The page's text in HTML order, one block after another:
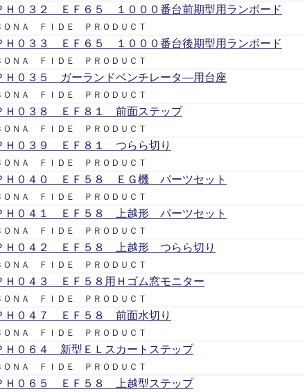
Ｈ０３２ ＥＦ６５ １０００番台前期型用ランボード
ＯＮＡ ＦＩＤＥ ＰＲＯＤＵＣＴ
Ｈ０３３ ＥＦ６５ １０００番台後期型用ランボード
ＯＮＡ ＦＩＤＥ ＰＲＯＤＵＣＴ
Ｈ０３５ ガーランドベンチレータ―用台座
ＯＮＡ ＦＩＤＥ ＰＲＯＤＵＣＴ
Ｈ０３８ ＥＦ８１ 前面ステップ
ＯＮＡ ＦＩＤＥ ＰＲＯＤＵＣＴ
Ｈ０３９ ＥＦ８１ つらら切り
ＯＮＡ ＦＩＤＥ ＰＲＯＤＵＣＴ
Ｈ０４０ ＥＦ５８ ＥＧ機 パーツセット
ＯＮＡ ＦＩＤＥ ＰＲＯＤＵＣＴ
Ｈ０４１ ＥＦ５８ 上越形 パーツセット
ＯＮＡ ＦＩＤＥ ＰＲＯＤＵＣＴ
Ｈ０４２ ＥＦ５８ 上越形 つらら切り
ＯＮＡ ＦＩＤＥ ＰＲＯＤＵＣＴ
Ｈ０４３ ＥＦ５８用Ｈゴム窓モニター
ＯＮＡ ＦＩＤＥ ＰＲＯＤＵＣＴ
Ｈ０４７ ＥＦ５８ 前面水切り
ＯＮＡ ＦＩＤＥ ＰＲＯＤＵＣＴ
Ｈ０６４ 新型ＥＬスカートステップ
ＯＮＡ ＦＩＤＥ ＰＲＯＤＵＣＴ
Ｈ０６５ ＥＦ５８ 上越型ステップ